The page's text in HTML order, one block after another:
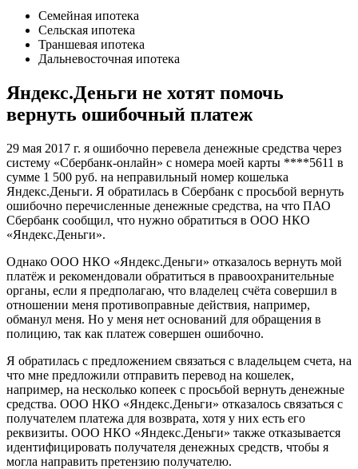
Семейная ипотека
Сельская ипотека
Траншевая ипотека
Дальневосточная ипотека
Яндекс.Деньги не хотят помочь
вернуть ошибочный платеж
29 мая 2017 г. я ошибочно перевела денежные средства через
систему «Сбербанк-онлайн» с номера моей карты ****5611 в
сумме 1 500 руб. на неправильный номер кошелька
Яндекс.Деньги. Я обратилась в Сбербанк с просьбой вернуть
ошибочно перечисленные денежные средства, на что ПАО
Сбербанк сообщил, что нужно обратиться в ООО НКО
«Яндекс.Деньги».
Однако ООО НКО «Яндекс.Деньги» отказалось вернуть мой
платёж и рекомендовали обратиться в правоохранительные
органы, если я предполагаю, что владелец счёта совершил в
отношении меня противоправные действия, например,
обманул меня. Но у меня нет оснований для обращения в
полицию, так как платеж совершен ошибочно.
Я обратилась с предложением связаться с владельцем счета, на
что мне предложили отправить перевод на кошелек,
например, на несколько копеек с просьбой вернуть денежные
средства. ООО НКО «Яндекс.Деньги» отказалось связаться с
получателем платежа для возврата, хотя у них есть его
реквизиты. ООО НКО «Яндекс.Деньги» также отказывается
идентифицировать получателя денежных средств, чтобы я
могла направить претензию получателю.